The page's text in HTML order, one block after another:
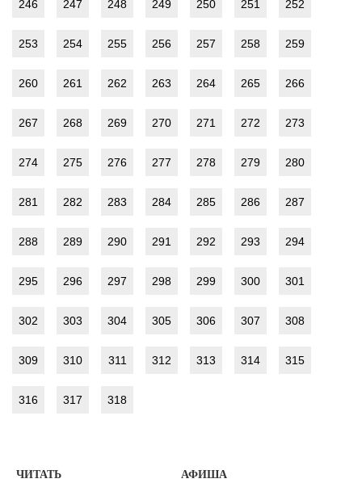
246 247 248 249 250 251 252
253 254 255 256 257 258 259
260 261 262 263 264 265 266
267 268 269 270 271 272 273
274 275 276 277 278 279 280
281 282 283 284 285 286 287
288 289 290 291 292 293 294
295 296 297 298 299 300 301
302 303 304 305 306 307 308
309 310 311 312 313 314 315
316 317 318
ЧИТАТЬ АФИША